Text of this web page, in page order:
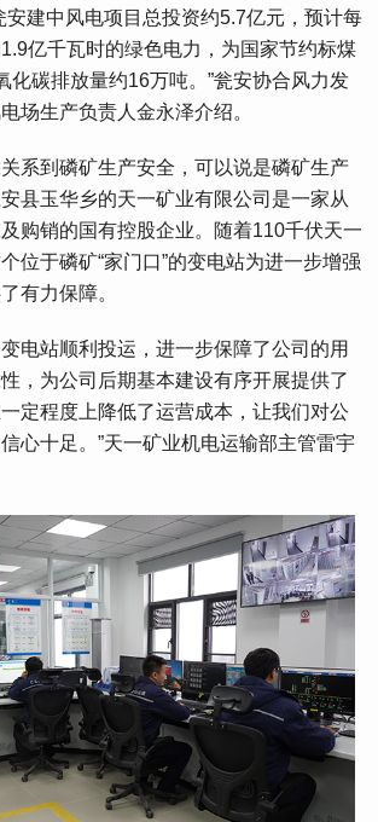
建中风电项目总投资约5.7亿元，预计每
亿千瓦时的绿色电力，为国家节约标煤
化碳排放量约16万吨。”瓮安协合风力发
场生产负责人金永泽介绍。
到磷矿生产安全，可以说是磷矿生产
县玉华乡的天一矿业有限公司是一家从
购销的国有控股企业。随着110千伏天一
位于磷矿“家门口”的变电站为进一步增强
有力保障。
站顺利投运，进一步保障了公司的用
，为公司后期基本建设有序开展提供了
定程度上降低了运营成本，让我们对公
心十足。”天一矿业机电运输部主管雷宇